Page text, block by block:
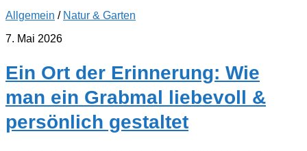
Allgemein / Natur & Garten
7. Mai 2026
Ein Ort der Erinnerung: Wie
man ein Grabmal liebevoll &
persönlich gestaltet